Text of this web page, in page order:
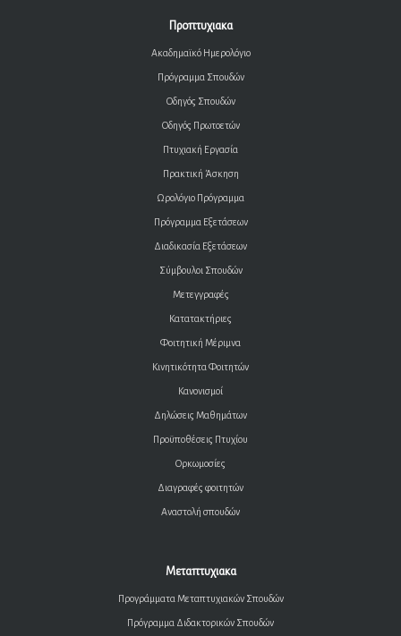
Προπτυχιακα
Ακαδημαϊκό Ημερολόγιο
Πρόγραμμα Σπουδών
Οδηγός Σπουδών
Οδηγός Πρωτοετών
Πτυχιακή Εργασία
Πρακτική Άσκηση
Ωρολόγιο Πρόγραμμα
Πρόγραμμα Εξετάσεων
Διαδικασία Εξετάσεων
Σύμβουλοι Σπουδών
Μετεγγραφές
Κατατακτήριες
Φοιτητική Μέριμνα
Κινητικότητα Φοιτητών
Κανονισμοί
Δηλώσεις Μαθημάτων
Προϋποθέσεις Πτυχίου
Ορκωμοσίες
Διαγραφές φοιτητών
Αναστολή σπουδών
Μεταπτυχιακα
Προγράμματα Μεταπτυχιακών Σπουδών
Πρόγραμμα Διδακτορικών Σπουδών